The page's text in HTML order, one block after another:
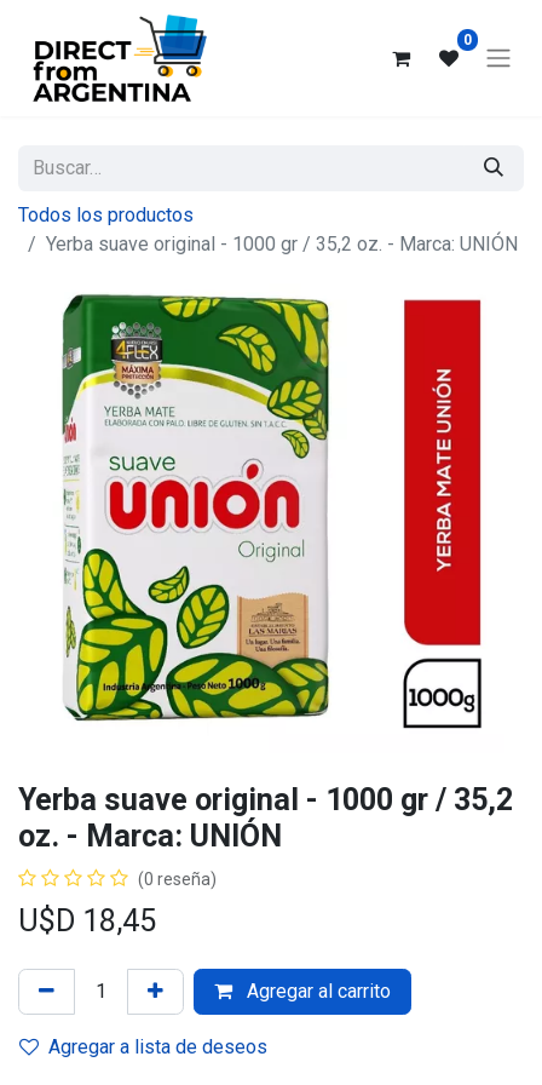
0
Todos los productos
Yerba suave original - 1000 gr / 35,2 oz. - Marca: UNIÓN
Yerba suave original - 1000 gr / 35,2
oz. - Marca: UNIÓN
(0 reseña)
U$D 18,45
Agregar al carrito
Agregar a lista de deseos